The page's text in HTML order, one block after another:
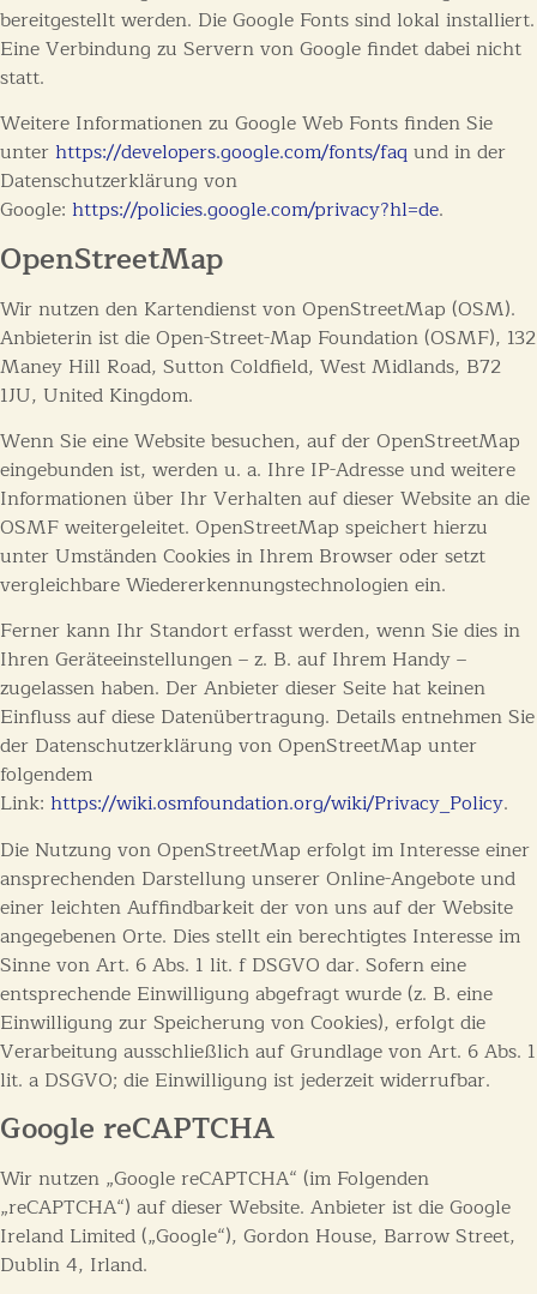
bereitgestellt werden. Die Google Fonts sind lokal installiert.
Eine Verbindung zu Servern von Google findet dabei nicht
statt.
Weitere Informationen zu Google Web Fonts finden Sie
unter https://developers.google.com/fonts/faqund in der
Datenschutzerklärung von
Google: https://policies.google.com/privacy?hl=de.
OpenStreetMap
Wir nutzen den Kartendienst von OpenStreetMap (OSM).
Anbieterin ist die Open-Street-Map Foundation (OSMF), 132
Maney Hill Road, Sutton Coldfield, West Midlands, B72
1JU, United Kingdom.
Wenn Sie eine Website besuchen, auf der OpenStreetMap
eingebunden ist, werden u. a. Ihre IP-Adresse und weitere
Informationen über Ihr Verhalten auf dieser Website an die
OSMF weitergeleitet. OpenStreetMap speichert hierzu
unter Umständen Cookies in Ihrem Browser oder setzt
vergleichbare Wiedererkennungstechnologien ein.
Ferner kann Ihr Standort erfasst werden, wenn Sie dies in
Ihren Geräteeinstellungen – z. B. auf Ihrem Handy –
zugelassen haben. Der Anbieter dieser Seite hat keinen
Einfluss auf diese Datenübertragung. Details entnehmen Sie
der Datenschutzerklärung von OpenStreetMap unter
folgendem
Link: https://wiki.osmfoundation.org/wiki/Privacy_Policy.
Die Nutzung von OpenStreetMap erfolgt im Interesse einer
ansprechenden Darstellung unserer Online-Angebote und
einer leichten Auffindbarkeit der von uns auf der Website
angegebenen Orte. Dies stellt ein berechtigtes Interesse im
Sinne von Art. 6 Abs. 1 lit. f DSGVO dar. Sofern eine
entsprechende Einwilligung abgefragt wurde (z. B. eine
Einwilligung zur Speicherung von Cookies), erfolgt die
Verarbeitung ausschließlich auf Grundlage von Art. 6 Abs. 1
lit. a DSGVO; die Einwilligung ist jederzeit widerrufbar.
Google reCAPTCHA
Wir nutzen „Google reCAPTCHA“ (im Folgenden
„reCAPTCHA“) auf dieser Website. Anbieter ist die Google
Ireland Limited („Google“), Gordon House, Barrow Street,
Dublin 4, Irland.